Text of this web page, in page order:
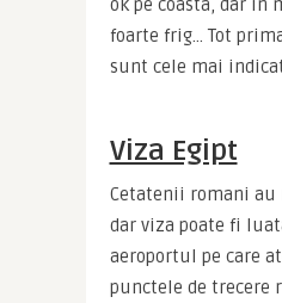
ok pe coasta, dar in
foarte frig… Tot
sunt cele mai
Viza Egipt
Cetatenii romani au
dar viza poate fi
aeroportul pe care
punctele de trecere